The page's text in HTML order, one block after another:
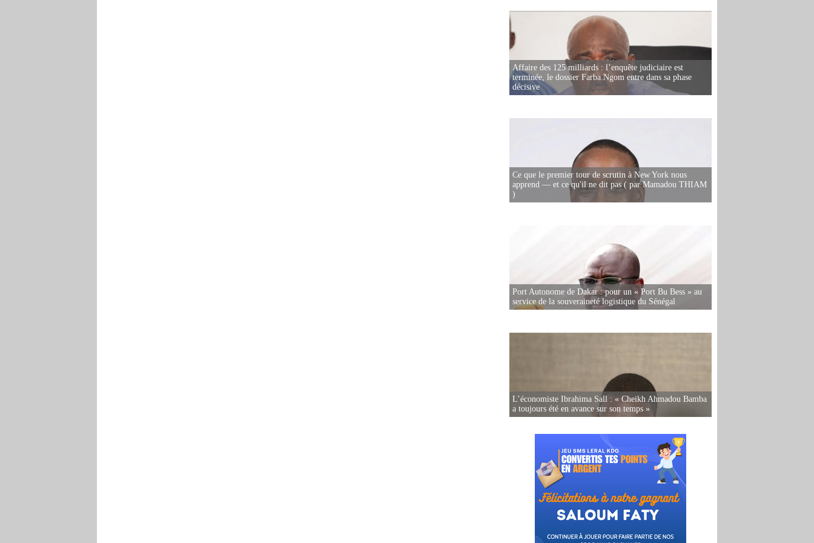
Affaire des 125 milliards : l’enquête judiciaire est
terminée, le dossier Farba Ngom entre dans sa phase
décisive
Ce que le premier tour de scrutin à New York nous
apprend — et ce qu'il ne dit pas ( par Mamadou THIAM
)
Port Autonome de Dakar : pour un « Port Bu Bess » au
service de la souveraineté logistique du Sénégal
L’économiste Ibrahima Sall : « Cheikh Ahmadou Bamba
a toujours été en avance sur son temps »